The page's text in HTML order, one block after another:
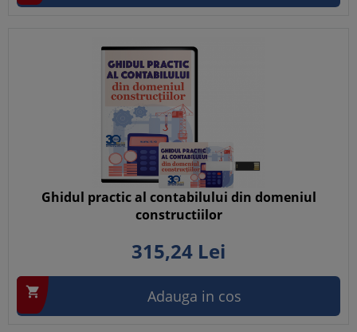
Ghidul practic al contabilului din domeniul
constructiilor
315,24 Lei
 Adauga in cos